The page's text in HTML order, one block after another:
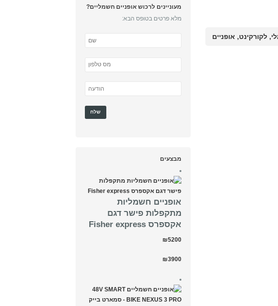
מעוניינים לרכוש אופניים חשמליים?
מלא פרטים בטופס הבא:
מבצעים
אופניים חשמליות
מתקפלות פישר דגם
אקספרס Fisher express
₪5200
₪3900